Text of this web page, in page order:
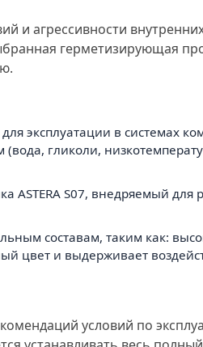
и агрессивности
герметизирующая
эксплуатации в системах
гликоли,
ASTERA S07, внедряемый для
составам, таким как:
цвет и выдерживает
условий по